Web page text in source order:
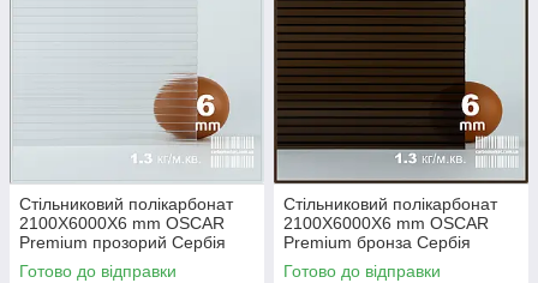
Стільниковий полікарбонат
2100Х6000Х6 mm OSCAR
Premium прозорий Сербія
Готово до відправки
Стільниковий полікарбонат
2100Х6000Х6 mm OSCAR
Premium бронза Сербія
Готово до відправки